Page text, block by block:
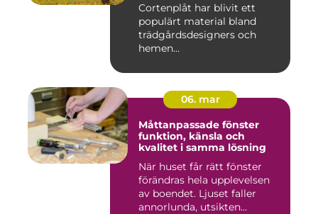
Cortenplåt har blivit ett
populärt material bland
trädgårdsdesigners och
hemen...
06. mar
Måttanpassade fönster
funktion, känsla och
kvalitet i samma lösning
När huset får rätt fönster
förändras hela upplevelsen
av boendet. Ljuset faller
annorlunda, utsikten...